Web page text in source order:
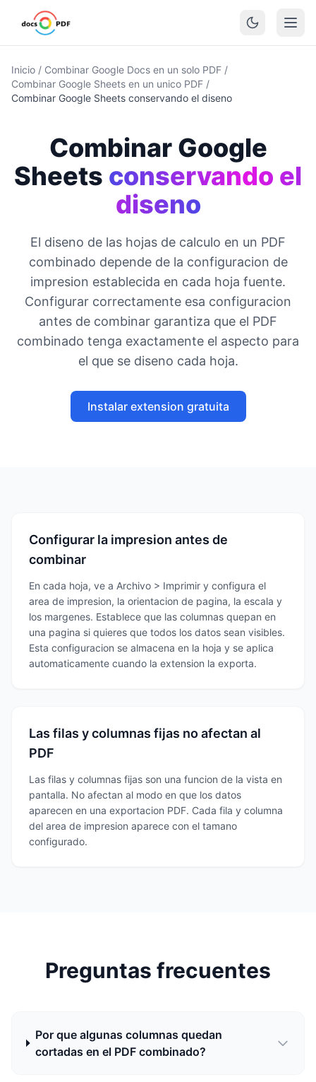
Inicio / Combinar Google Docs en un solo PDF /
Combinar Google Sheets en un unico PDF /
Combinar Google Sheets conservando el diseno
Combinar Google
Sheets conservando el
diseno
El diseno de las hojas de calculo en un PDF
combinado depende de la configuracion de
impresion establecida en cada hoja fuente.
Configurar correctamente esa configuracion
antes de combinar garantiza que el PDF
combinado tenga exactamente el aspecto para
el que se diseno cada hoja.
Instalar extension gratuita
Configurar la impresion antes de
combinar
En cada hoja, ve a Archivo > Imprimir y configura el
area de impresion, la orientacion de pagina, la escala y
los margenes. Establece que las columnas quepan en
una pagina si quieres que todos los datos sean visibles.
Esta configuracion se almacena en la hoja y se aplica
automaticamente cuando la extension la exporta.
Las filas y columnas fijas no afectan al
PDF
Las filas y columnas fijas son una funcion de la vista en
pantalla. No afectan al modo en que los datos
aparecen en una exportacion PDF. Cada fila y columna
del area de impresion aparece con el tamano
configurado.
Preguntas frecuentes
Por que algunas columnas quedan
cortadas en el PDF combinado?